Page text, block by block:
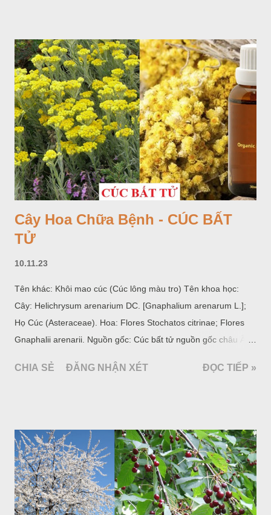
Cây Hoa Chữa Bệnh - CÚC BẤT
TỬ
10.11.23
Tên khác: Khôi mao cúc (Cúc lông màu tro) Tên khoa học:
Cây: Helichrysum arenarium DC. [Gnaphalium arenarum L.];
Họ Cúc (Asteraceae). Hoa: Flores Stochatos citrinae; Flores
Gnaphalii arenarii. Nguồn gốc: Cúc bất tử nguồn gốc châu Âu
CHIA SẺ ĐĂNG NHẬN XÉT ĐỌC TIẾP »